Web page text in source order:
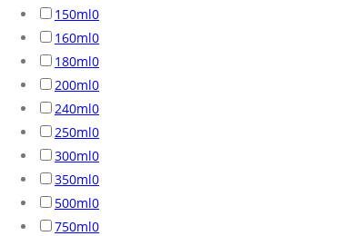
150ml0
160ml0
180ml0
200ml0
240ml0
250ml0
300ml0
350ml0
500ml0
750ml0